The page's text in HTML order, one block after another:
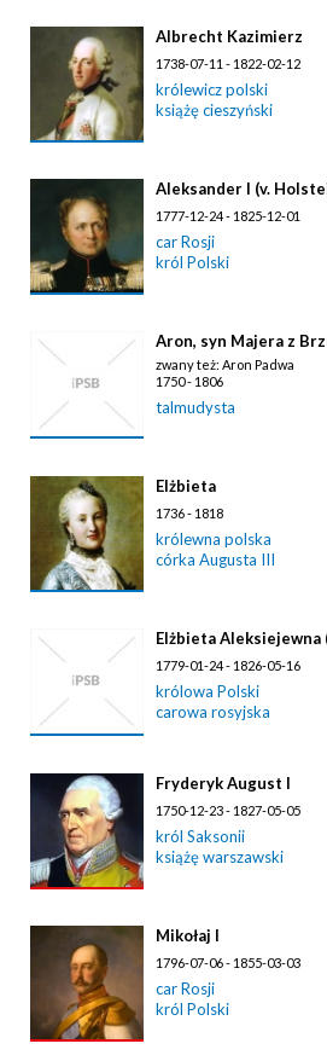
Albrecht Kazimierz
1738-07-11 - 1822-02-12
królewicz polski
książę cieszyński
Aleksander I (v.
1777-12-24 - 1825-12-01
car Rosji
król Polski
Aron, syn Majera z
zwany też: Aron Padwa
1750 - 1806
talmudysta
Elżbieta
1736 - 1818
królewna polska
córka Augusta III
Elżbieta Aleksiejewna
1779-01-24 - 1826-05-16
królowa Polski
carowa rosyjska
Fryderyk August I
1750-12-23 - 1827-05-05
król Saksonii
książę warszawski
Mikołaj I
1796-07-06 - 1855-03-03
car Rosji
król Polski